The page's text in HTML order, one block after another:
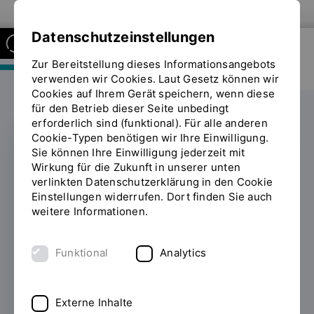
FAKULTÄT MASCHINENBAU
Studie und Vortrag zum
Thema
„Digitalisierung in der
Logistik“
einem Vortrag auf der Bundestagung der
Datenschutzeinstellungen
Zur Bereitstellung dieses Informationsangebots
verwenden wir Cookies. Laut Gesetz können wir
Cookies auf Ihrem Gerät speichern, wenn diese
für den Betrieb dieser Seite unbedingt
erforderlich sind (funktional). Für alle anderen
Cookie-Typen benötigen wir Ihre Einwilligung.
Sie können Ihre Einwilligung jederzeit mit
Wirkung für die Zukunft in unserer unten
verlinkten Datenschutzerklärung in den Cookie
Einstellungen widerrufen. Dort finden Sie auch
weitere Informationen.
Funktional Analytics
Externe Inhalte